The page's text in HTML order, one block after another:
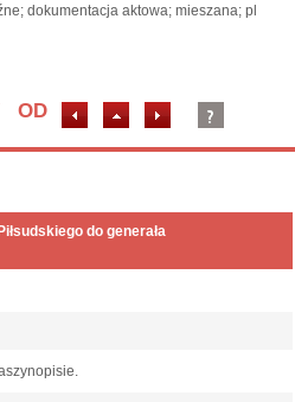
dokumentacja aktowa; mieszana; pl
OD
do generała